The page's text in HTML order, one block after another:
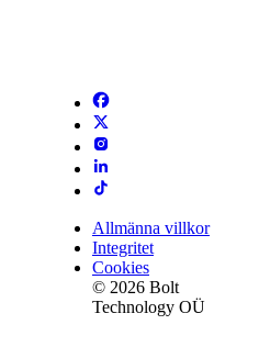
Allmänna villkor
Integritet
Cookies
© 2026 Bolt
Technology OÜ